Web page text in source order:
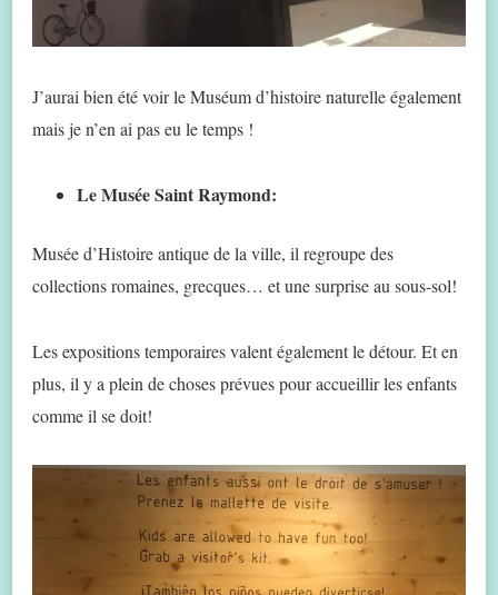
J’aurai bien été voir le Muséum d’histoire naturelle également
mais je n’en ai pas eu le temps !
Le Musée Saint Raymond:
Musée d’Histoire antique de la ville, il regroupe des
collections romaines, grecques… et une surprise au sous-sol!
Les expositions temporaires valent également le détour. Et en
plus, il y a plein de choses prévues pour accueillir les enfants
comme il se doit!